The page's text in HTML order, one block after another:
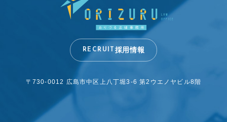
RECRUIT 採用情報
〒730-0012 広島市中区上八丁堀3-6第2ウエノヤビル8階